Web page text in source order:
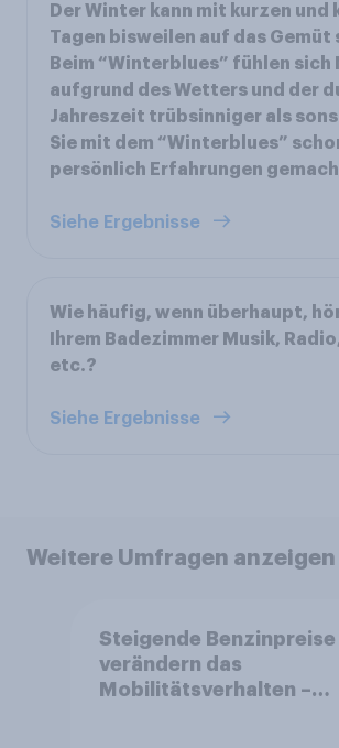
Der Winter kann mit kurzen und
Tagen bisweilen auf das Gemüt
Beim “Winterblues” fühlen sich
aufgrund des Wetters und der
Jahreszeit trübsinniger als
Sie mit dem “Winterblues”
persönlich Erfahrungen
Siehe Ergebnisse
Wie häufig, wenn überhaupt,
Ihrem Badezimmer Musik,
etc.?
Siehe Ergebnisse
Weitere Umfragen anzeigen
Steigende Benzinpreise
verändern das
Mobilitätsverhalten –